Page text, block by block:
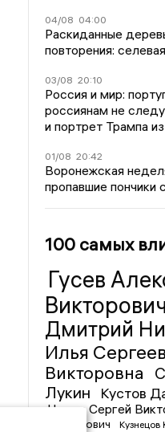
04/08 04:00
Раскиданные
повторения:
03/08 20:10
Россия и мир:
россиянам не
и портрет Трампа
01/08 20:42
Воронежская
пропавшие пончики
100 самых
Гусев
Викторович
Дмитрий
Илья
Викторовна
Лукин
Кустов
Чижов Сергей
Михайлович
Кузнецов